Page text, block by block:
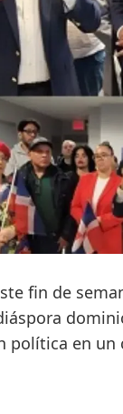
fin de
política en